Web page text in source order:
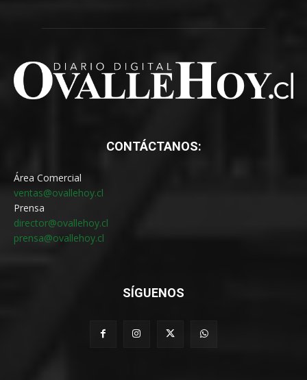
CONTÁCTANOS:
Área Comercial
ventas@ovallehoy.cl
Prensa
director@ovallehoy.cl
prensa@ovallehoy.cl
SÍGUENOS